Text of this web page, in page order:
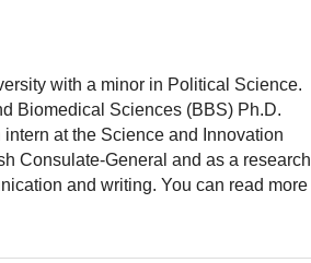
with a minor in Political Science.
Biomedical Sciences (BBS) Ph.D.
at the Science and Innovation
Consulate-General and as a research
and writing. You can read more